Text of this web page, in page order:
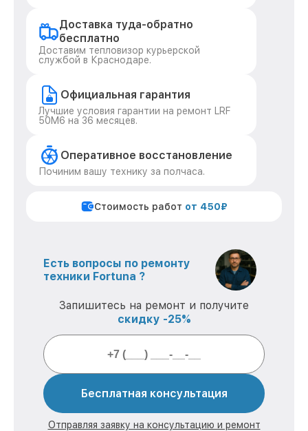
Доставка туда-обратно
бесплатно
Доставим тепловизор курьерской
службой в Краснодаре.
Официальная гарантия
Лучшие условия гарантии на ремонт LRF
50M6 на 36 месяцев.
Оперативное восстановление
Починим вашу технику за полчаса.
Стоимость работ от 450₽
Есть вопросы по ремонту
техники Fortuna ?
Запишитесь на ремонт и получите
скидку -25%
Бесплатная консультация
Отправляя заявку на консультацию и ремонт